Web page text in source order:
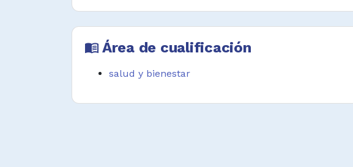
menu_book Área de cualificación
salud y bienestar